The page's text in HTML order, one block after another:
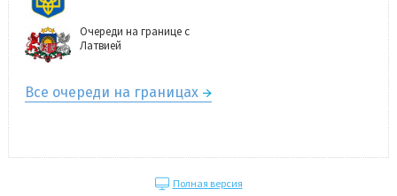
Очереди на границе с
Латвией
Все очереди на границах
Полная версия